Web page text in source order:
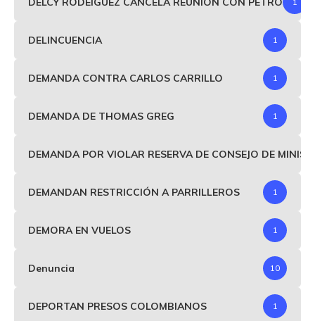
DELINCUENCIA 1
DEMANDA CONTRA CARLOS CARRILLO 1
DEMANDA DE THOMAS GREG 1
DEMANDA POR VIOLAR RESERVA DE CONSEJO DE
DEMANDAN RESTRICCIÓN A PARRILLEROS 1
DEMORA EN VUELOS 1
Denuncia 10
DEPORTAN PRESOS COLOMBIANOS 1